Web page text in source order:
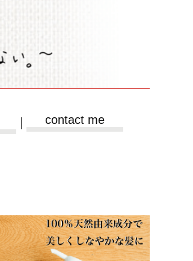
contact me